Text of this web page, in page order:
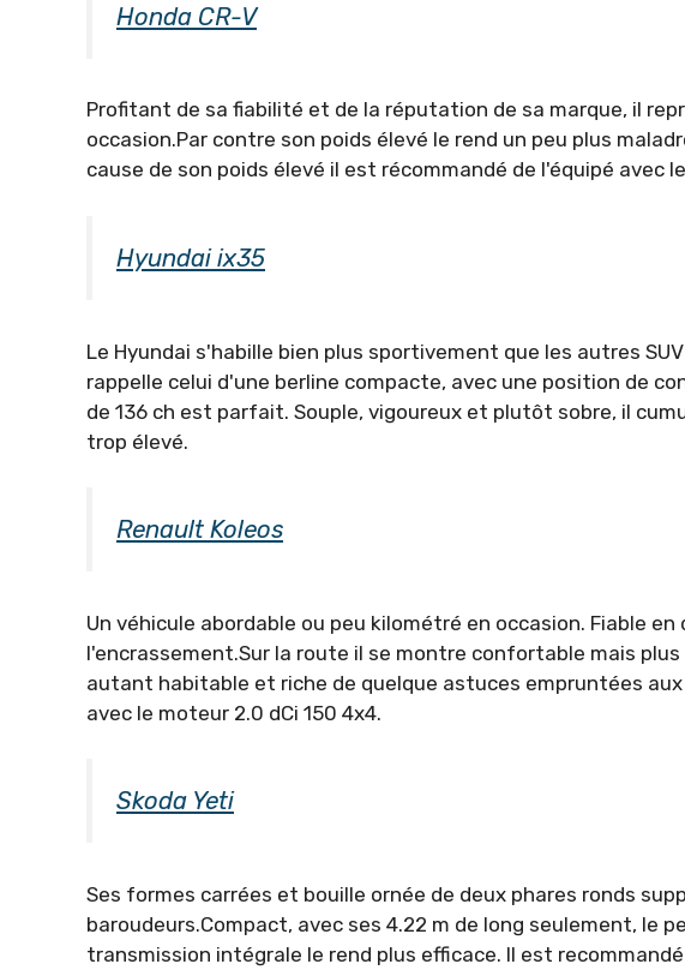
Honda CR-V
Profitant de sa fiabilité et de la réputation de sa marque, il
occasion.Par contre son poids élevé le rend un peu plus
cause de son poids élevé il est récommandé de l'équipé avec
Hyundai ix35
Le Hyundai s'habille bien plus sportivement que les autres
rappelle celui d'une berline compacte, avec une position de
de 136 ch est parfait. Souple, vigoureux et plutôt sobre, il
trop élevé.
Renault Koleos
Un véhicule abordable ou peu kilométré en occasion. Fiable
l'encrassement.Sur la route il se montre confortable mais
autant habitable et riche de quelque astuces empruntées
avec le moteur 2.0 dCi 150 4x4.
Skoda Yeti
Ses formes carrées et bouille ornée de deux phares ronds
baroudeurs.Compact, avec ses 4.22 m de long seulement, le
transmission intégrale le rend plus efficace. Il est